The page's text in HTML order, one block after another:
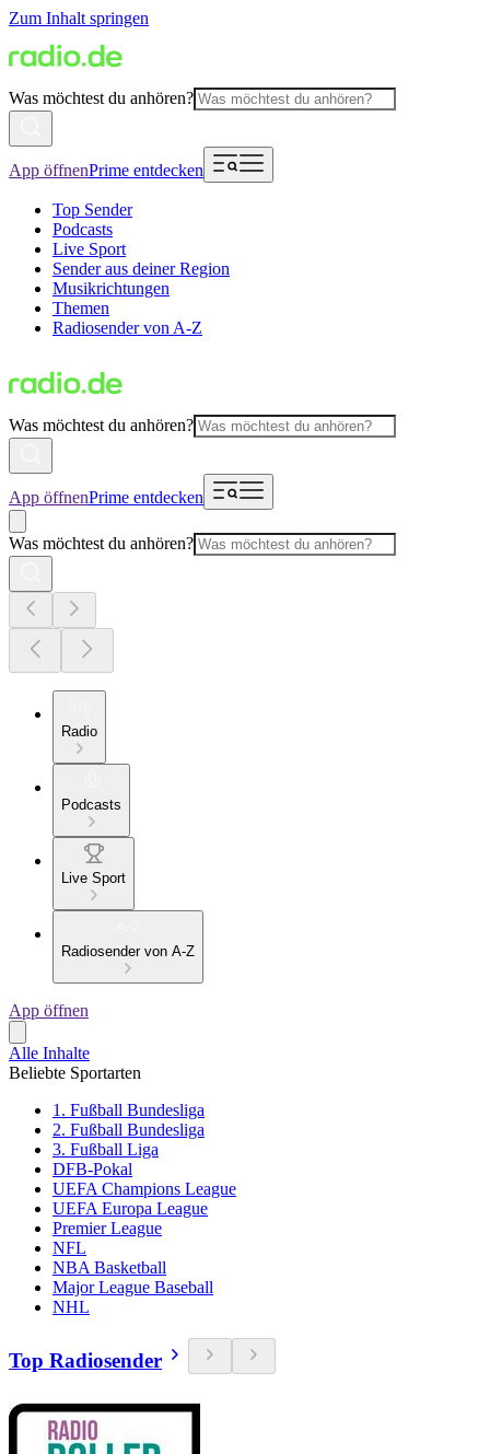
Zum Inhalt springen
Was möchtest du anhören?
App öffnenPrime entdecken
Top Sender
Podcasts
Live Sport
Sender aus deiner Region
Musikrichtungen
Themen
Radiosender von A-Z
Was möchtest du anhören?
App öffnenPrime entdecken
Was möchtest du anhören?
Radio
Podcasts
Live Sport
Radiosender von A-Z
App öffnen
Alle Inhalte
Beliebte Sportarten
1. Fußball Bundesliga
2. Fußball Bundesliga
3. Fußball Liga
DFB-Pokal
UEFA Champions League
UEFA Europa League
Premier League
NFL
NBA Basketball
Major League Baseball
NHL
Top Radiosender